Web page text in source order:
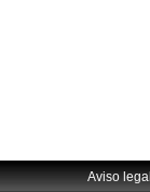
Aviso